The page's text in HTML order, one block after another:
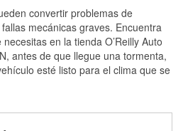
convertir problemas de
mecánicas graves. Encuentra
en la tienda O’Reilly Auto
antes de que llegue una tormenta,
esté listo para el clima que se